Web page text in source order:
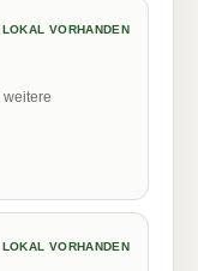
LOKAL VORHANDEN
LOKAL VORHANDEN